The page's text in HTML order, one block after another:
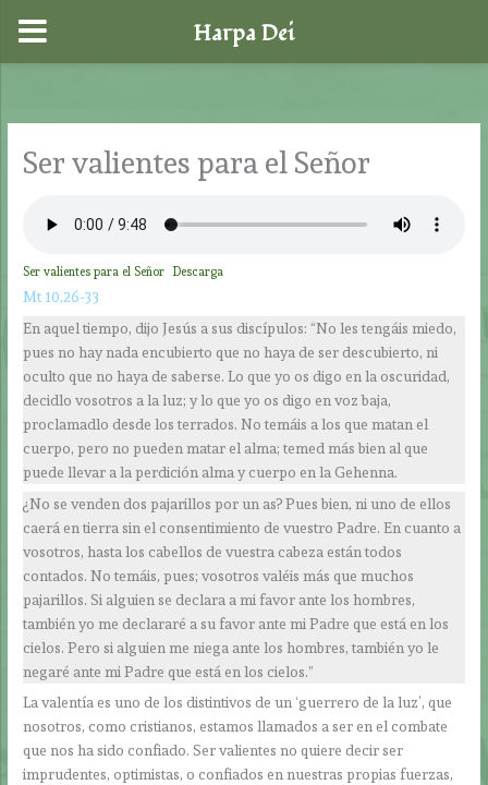
contenido
Ser valientes para el Señor
Ser valientes para el Señor Descarga
Mt 10,26-33
En aquel tiempo, dijo Jesús a sus discípulos: “No les tengáis miedo,
pues no hay nada encubierto que no haya de ser descubierto, ni
oculto que no haya de saberse. Lo que yo os digo en la oscuridad,
decidlo vosotros a la luz; y lo que yo os digo en voz baja,
proclamadlo desde los terrados. No temáis a los que matan el
cuerpo, pero no pueden matar el alma; temed más bien al que
puede llevar a la perdición alma y cuerpo en la Gehenna.
¿No se venden dos pajarillos por un as? Pues bien, ni uno de ellos
caerá en tierra sin el consentimiento de vuestro Padre. En cuanto a
vosotros, hasta los cabellos de vuestra cabeza están todos
contados. No temáis, pues; vosotros valéis más que muchos
pajarillos. Si alguien se declara a mi favor ante los hombres,
también yo me declararé a su favor ante mi Padre que está en los
cielos. Pero si alguien me niega ante los hombres, también yo le
negaré ante mi Padre que está en los cielos.”
La valentía es uno de los distintivos de un ‘guerrero de la luz’, que
nosotros, como cristianos, estamos llamados a ser en el combate
que nos ha sido confiado. Ser valientes no quiere decir ser
imprudentes, optimistas, o confiados en nuestras propias fuerzas,
Harpa Dei